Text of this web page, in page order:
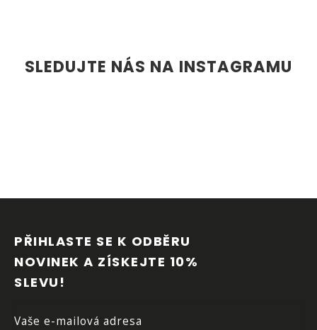
SLEDUJTE NÁS NA INSTAGRAMU
PŘIHLASTE SE K ODBĚRU
NOVINEK A ZÍSKEJTE 10%
SLEVU!